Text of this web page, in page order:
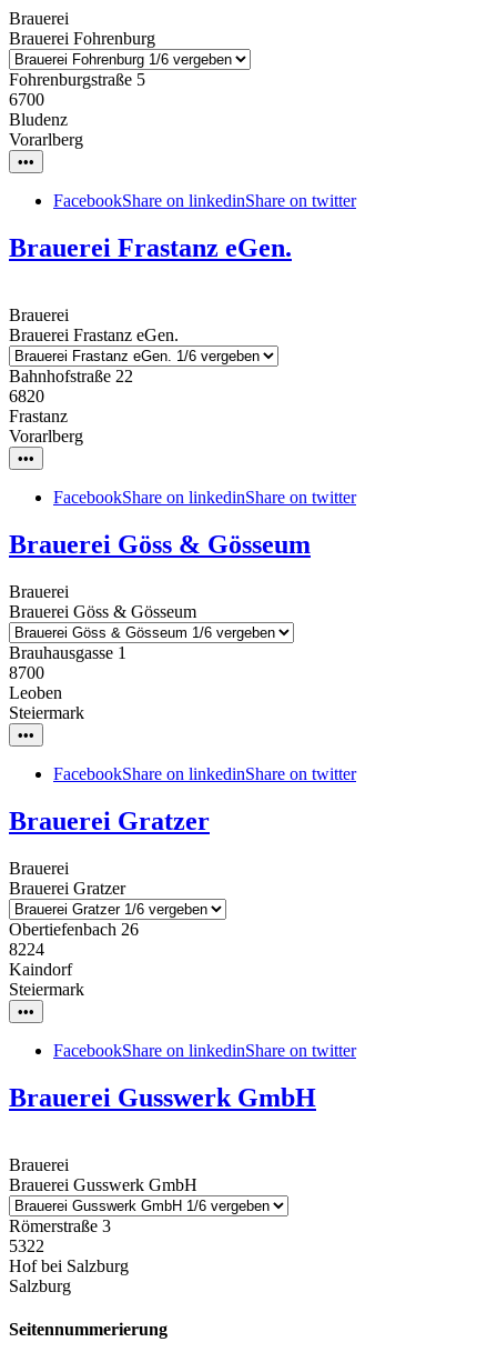
Brauerei
Brauerei Fohrenburg
Fohrenburgstraße 5
6700
Bludenz
Vorarlberg
•••
FacebookShare on linkedinShare on twitter
Brauerei Frastanz eGen.
Brauerei
Brauerei Frastanz eGen.
Bahnhofstraße 22
6820
Frastanz
Vorarlberg
•••
FacebookShare on linkedinShare on twitter
Brauerei Göss & Gösseum
Brauerei
Brauerei Göss & Gösseum
Brauhausgasse 1
8700
Leoben
Steiermark
•••
FacebookShare on linkedinShare on twitter
Brauerei Gratzer
Brauerei
Brauerei Gratzer
Obertiefenbach 26
8224
Kaindorf
Steiermark
•••
FacebookShare on linkedinShare on twitter
Brauerei Gusswerk GmbH
Brauerei
Brauerei Gusswerk GmbH
Römerstraße 3
5322
Hof bei Salzburg
Salzburg
Seitennummerierung